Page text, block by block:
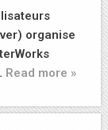
organise
Read more »